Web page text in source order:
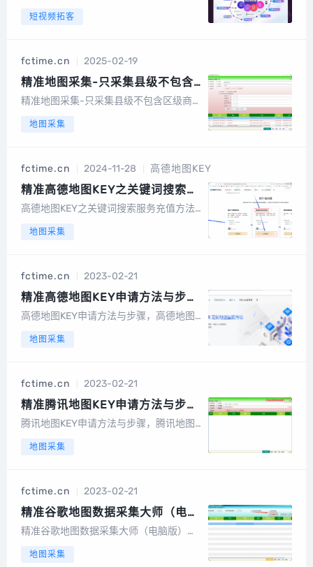
积分，1元100积分以数字人克隆为例短视
务管理图文矩阵管理UGC裂变码多模式视
频...
短视频拓客
fctime.cn 2025-02-19
精准地图采集-只采集县级不包含
区级商家，或者采集指定某个县或
商家数据）
精准地图采集-只采集县级不包含区级商
据教程如果采集指定县或者区的商家数据
地图采集
fctime.cn 2024-11-28 高德地图KEY
精准高德地图KEY之关键词搜索服
务充值方法-高德地图付费KEY申
高德地图KEY之关键词搜索服务充值方法-
进入这个页面 点击进入（把下面连接复制
地图采集
fctime.cn 2023-02-21
精准高德地图KEY申请方法与步
骤，高德地图商户采集教程（web
高德地图KEY申请方法与步骤，高德地图
图KEY账号注册步骤https://lbs.amap.co
宝扫码认证注册成功...
地图采集
fctime.cn 2023-02-21
精准腾讯地图KEY申请方法与步
骤，腾讯地图采集教程
腾讯地图KEY申请方法与步骤，腾讯地图
ttps://lbs.qq.com/ 单击【登录】，登录
者账号。设置Ke...
地图采集
fctime.cn 2023-02-21
精准谷歌地图数据采集大师（电脑
版）使用方法
精准谷歌地图数据采集大师（电脑版）使
助1.打开软件，如下：2.点击上图红框中
地图采集